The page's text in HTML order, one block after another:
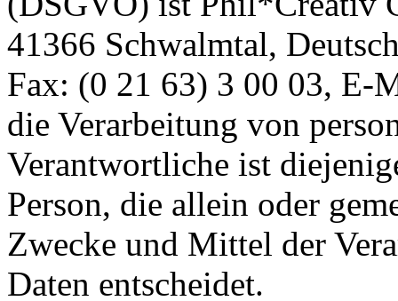
41366 Schwalmtal,
Fax: (0 21 63) 3 00 03, E-
die Verarbeitung von
Verantwortliche ist
Person, die allein oder
Zwecke und Mittel der
Daten entscheidet.